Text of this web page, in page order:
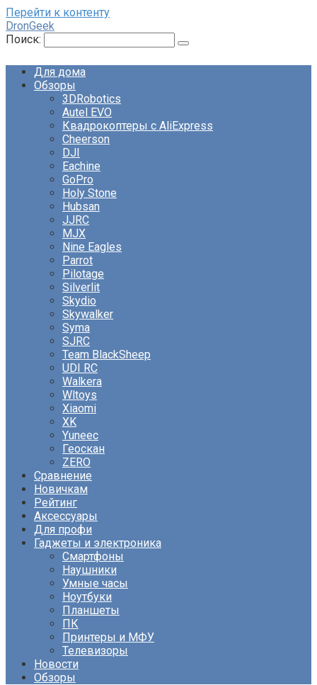
Перейти к контенту
DronGeek
Поиск:
Для дома
Обзоры
3DRobotics
Autel EVO
Квадрокоптеры с AliExpress
Cheerson
DJI
Eachine
GoPro
Holy Stone
Hubsan
JJRC
MJX
Nine Eagles
Parrot
Pilotage
Silverlit
Skydio
Skywalker
Syma
SJRC
Team BlackSheep
UDI RC
Walkera
Wltoys
Xiaomi
XK
Yuneec
Геоскан
ZERO
Сравнение
Новичкам
Рейтинг
Аксессуары
Для профи
Гаджеты и электроника
Смартфоны
Наушники
Умные часы
Ноутбуки
Планшеты
ПК
Принтеры и МФУ
Телевизоры
Новости
Обзоры